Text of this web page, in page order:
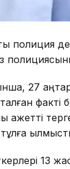
полиция
27
қажетті
13